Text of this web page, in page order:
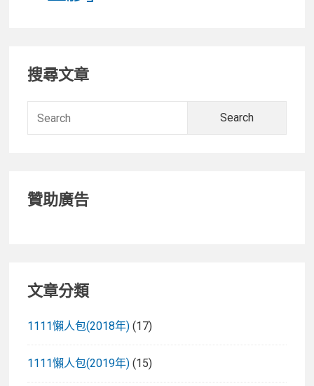
Primary
Sidebar
搜尋文章
贊助廣告
文章分類
1111懶人包(2018年) (17)
1111懶人包(2019年) (15)